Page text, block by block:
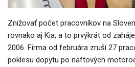
Znižovať počet pracovníkov na
rovnako aj Kia, a to prvýkrát od
2006. Firma od februára zruší 27
poklesu dopytu po naftových